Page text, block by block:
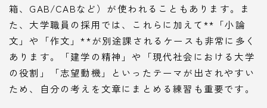
箱、GAB/CABなど）が使われることもあります。ま
た、大学職員の採用では、これらに加えて**「小論
文」や「作文」**が別途課されるケースも非常に多く
あります。「建学の精神」や「現代社会における大学
の役割」「志望動機」といったテーマが出されやすい
ため、自分の考えを文章にまとめる練習も重要です。